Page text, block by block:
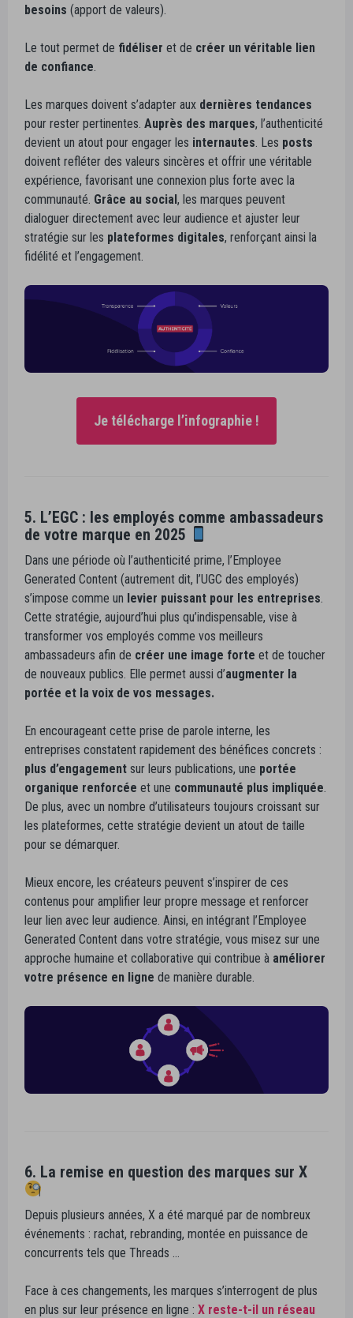
besoins (apport de valeurs).
Le tout permet de fidéliser et de créer un véritable lien
de confiance
Les marques doivent s’adapter aux dernières tendances
pour rester pertinentes. Auprès des marques, l’authenticité
devient un atout pour engager les internautes . Les posts
doivent refléter des valeurs sincères et offrir une véritable
expérience, favorisant une connexion plus forte avec la
communauté. Grâce au social, les marques peuvent
dialoguer directement avec leur audience et ajuster leur
stratégie sur les plateformes digitales, renforçant ainsi la
fidélité et l’engagement.
Je télécharge l’infographie !
5. L’EGC : les employés comme ambassadeurs
de votre marque en 2025
Dans une période où l’authenticité prime, l’Employee
Generated Content (autrement dit, l’UGC des employés)
s’impose comme un levier puissant pour les entreprises
Cette stratégie, aujourd’hui plus qu’indispensable, vise à
transformer vos employés comme vos meilleurs
ambassadeurs afin de créer une image forte et de toucher
de nouveaux publics. Elle permet aussi d’augmenter la
portée et la voix de vos messages.
En encourageant cette prise de parole interne, les
entreprises constatent rapidement des bénéfices concrets :
plus d’engagement sur leurs publications, une portée
organique renforcée et une communauté plus impliquée
De plus, avec un nombre d’utilisateurs toujours croissant sur
les plateformes, cette stratégie devient un atout de taille
pour se démarquer.
Mieux encore, les créateurs peuvent s’inspirer de ces
contenus pour amplifier leur propre message et renforcer
leur lien avec leur audience. Ainsi, en intégrant l’Employee
Generated Content dans votre stratégie, vous misez sur une
approche humaine et collaborative qui contribue à améliorer
votre présence en ligne de manière durable.
6. La remise en question des marques sur X
Depuis plusieurs années, X a été marqué par de nombreux
événements : rachat, rebranding, montée en puissance de
concurrents tels que Threads …
Face à ces changements, les marques s’interrogent de plus
en plus sur leur présence en ligne : X reste-t-il un réseau